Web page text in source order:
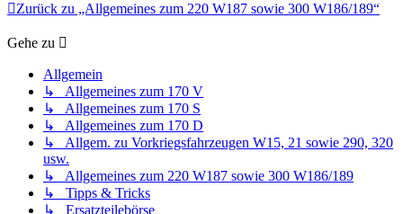
Zurück zu „Allgemeines zum 220 W187 sowie 300 W186/189“
Gehe zu
Allgemein
↳ Allgemeines zum 170 V
↳ Allgemeines zum 170 S
↳ Allgemeines zum 170 D
↳ Allgem. zu Vorkriegsfahrzeugen W15, 21 sowie 290, 320
usw.
↳ Allgemeines zum 220 W187 sowie 300 W186/189
↳ Tipps & Tricks
↳ Ersatzteilebörse